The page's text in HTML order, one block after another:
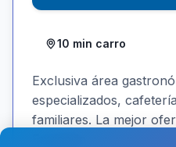
10 min carro
Exclusiva área
especializados,
familiares. La mejor